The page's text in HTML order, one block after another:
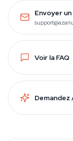
Envoyer
Voir la FAQ
Demandez